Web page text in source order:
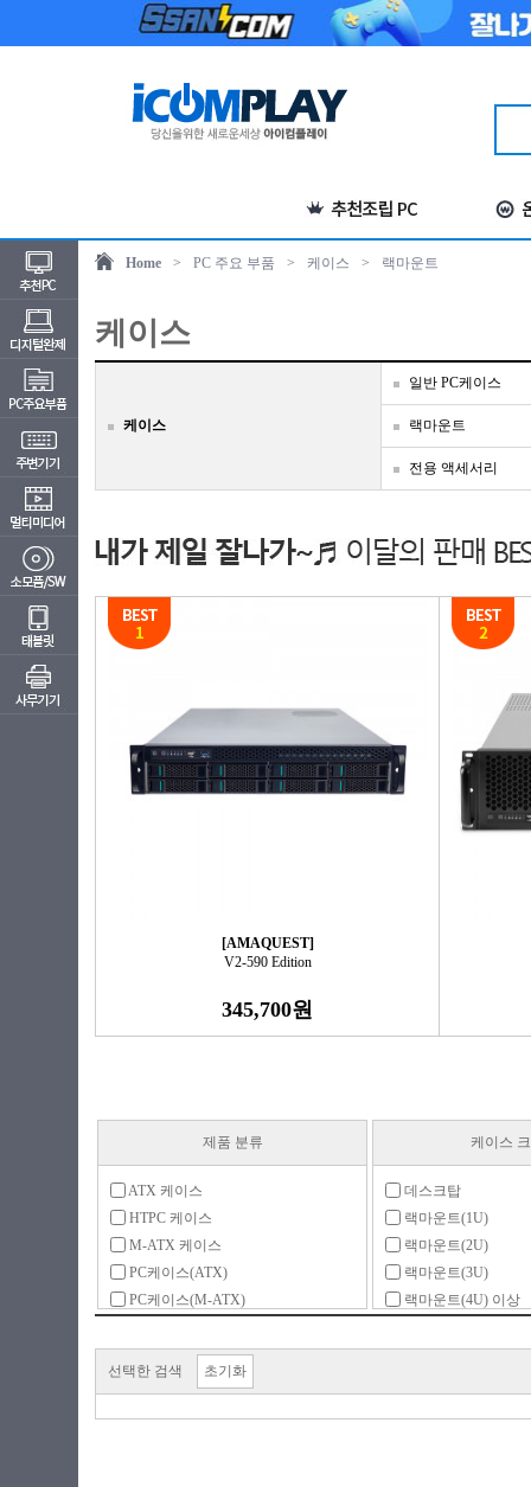
Home > PC 주요 부품 > 케이스 > 랙마운트
케이스
케이스
일반 PC케이스
랙마운트
전용 액세서리
[AMAQUEST]
V2-590 Edition
345,700원
제품 분류
ATX 케이스
HTPC 케이스
M-ATX 케이스
PC케이스(ATX)
PC케이스(M-ATX)
RTX 케이스
랙마운트
케이스
데스크탑
랙마운트(1U)
랙마운트(2U)
랙마운트(3U)
랙마운트(4U) 이상
미니ITX(리틀밸리)
선택한 검색 초기화